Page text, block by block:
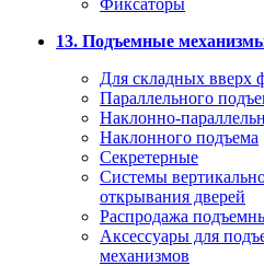
Фиксаторы
13. Подъемные
Для складных вверх
Параллельного
Наклонно-
Наклонного подъема
Секретерные
Системы
открывания дверей
Распродажа
Аксессуары для
механизмов